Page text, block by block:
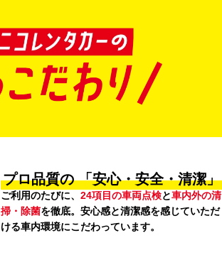
プロ品質の 「安心・安全・清潔」
ご利用のたびに、 24項目の車両点検と車内外の清
掃・除菌を徹底。安心感と清潔感を感じていただ
ける車内環境にこだわっています。